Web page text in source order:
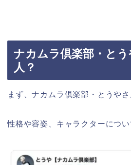
ナカムラ倶楽部・と
人？
まず、ナカムラ倶楽部・とうや
性格や容姿、キャラクターについ